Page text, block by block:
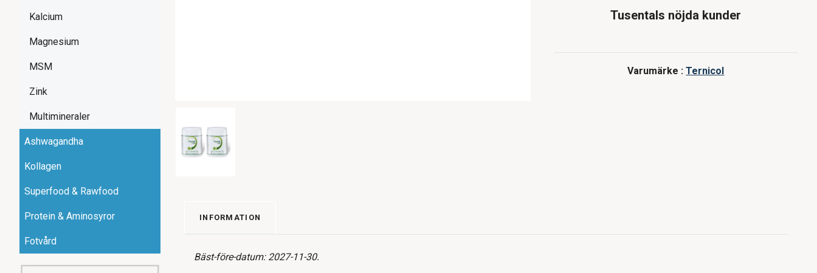
Kalcium
Magnesium
MSM
Zink
Multimineraler
Ashwagandha
Kollagen
Superfood & Rawfood
Protein & Aminosyror
Fotvård
Tusentals nöjda kunder
Varumärke :Ternicol
INFORMATION
Bäst-före-datum: 2027-11-30.